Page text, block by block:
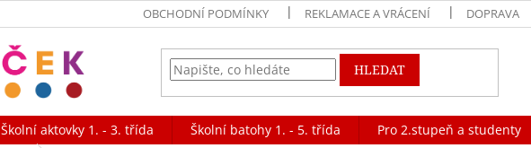
OBCHODNÍ PODMÍNKY REKLAMACE A VRÁCENÍ DOPRAVA
HLEDAT
Školní aktovky 1. - 3. třída Školní batohy 1. - 5. třída Pro 2.stupeň a studenty